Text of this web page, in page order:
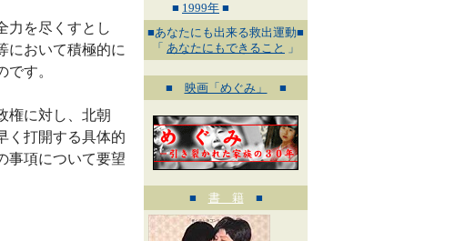
力を尽くすとし
において積極的に
す。
権に対し、北朝
く打開する具体的
事項について要望
■ 1999年 ■
■あなたにも出来る救出運動■
「 あなたにもできること 」
■ 映画「めぐみ」 ■
■ 書 籍 ■